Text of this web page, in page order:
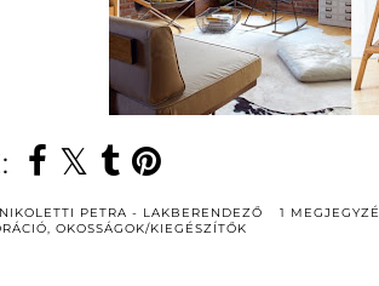
NIKOLETTI PETRA - LAKBERENDEZŐ
1
, OKOSSÁGOK/KIEGÉSZÍTŐK